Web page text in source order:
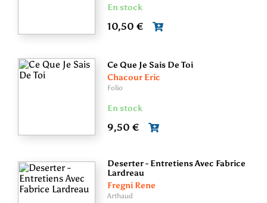
En stock
10,50 €
Ce Que Je Sais De Toi
Chacour Eric
Folio
En stock
9,50 €
Deserter - Entretiens Avec Fabrice
Lardreau
Fregni Rene
Arthaud